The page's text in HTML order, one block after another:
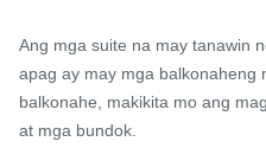
Ang mga suite na may tanawin
apag ay may mga balkonaheng
balkonahe, makikita mo ang
at mga bundok.